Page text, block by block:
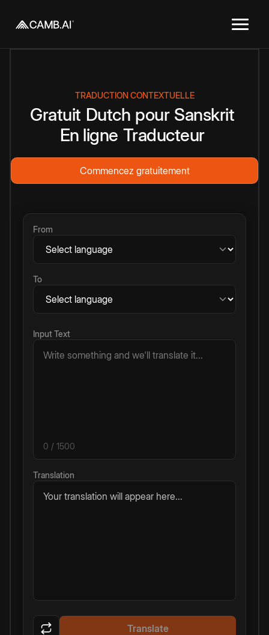
TRADUCTION CONTEXTUELLE
Gratuit Dutch pour Sanskrit
En ligne Traducteur
Commencez gratuitement
From
To
Input Text
0 / 1500
Translation
Your translation will appear here...
Translate